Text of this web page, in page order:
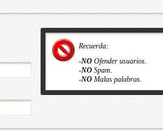
Recuerda:
-NO Ofender usuarios.
-NO Spam.
-NO Malas palabras.